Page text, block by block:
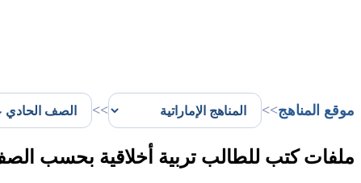
موقع المناهج>>
>>
ملفات كتب للطالب تربية أخلاقية بحسب